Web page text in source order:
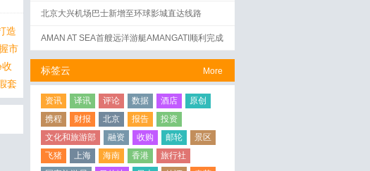
造
市
套
北京大兴机场巴士新增至环球影城直达线路
AMAN AT SEA首艘远洋游艇AMANGATI顺利完成
下水仪式
More
标签云
资讯 译讯 评论 数据 酒店
原创
携程
财报 北京 报告
投资
文化和旅游部
融资 收购 邮轮
景区
飞猪
上海 海南 香港
旅行社